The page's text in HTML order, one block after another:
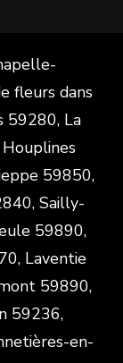
fleurs dans
59280, La
59850,
Sailly-
59890,
Laventie
59890,
59236,
en-